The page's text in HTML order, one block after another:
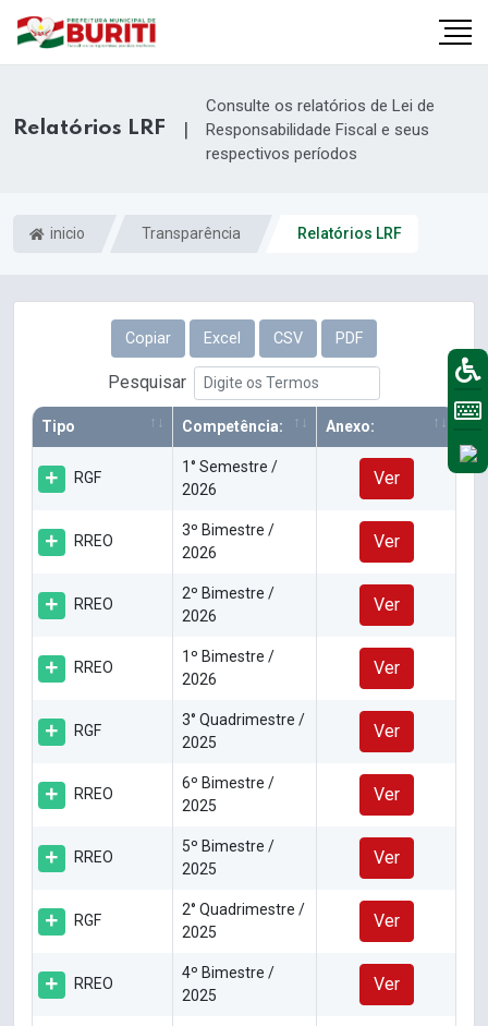
Relatórios LRF |
Consulte os relatórios de Lei de
Responsabilidade Fiscal e seus
respectivos períodos
inicio Transparência Relatórios LRF
Copiar Excel CSV PDF
Pesquisar
Tipo Competência: Anexo:
RGF
1° Semestre /
2026
Ver
RREO
3º Bimestre /
2026
Ver
RREO
2º Bimestre /
2026
Ver
RREO
1º Bimestre /
2026
Ver
RGF
3° Quadrimestre /
2025
Ver
RREO
6º Bimestre /
2025
Ver
RREO
5º Bimestre /
2025
Ver
RGF
2° Quadrimestre /
2025
Ver
RREO
4º Bimestre /
2025
Ver